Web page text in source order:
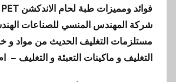
فوائد ومميزات طبة لحام الاندكشن PET
شركة المهندس المنسي للصناعات
مستلزمات التغليف الحديث من مواد و
التغليف و ماكينات التعبئة و التغليف –